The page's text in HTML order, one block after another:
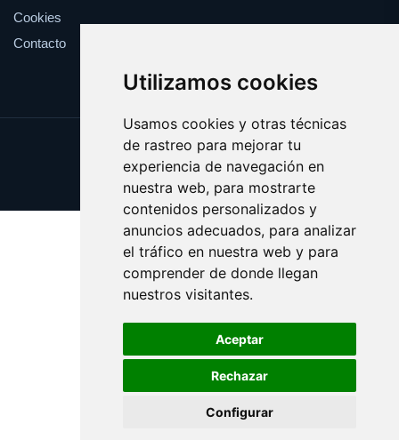
Utilizamos cookies
Usamos cookies y otras técnicas
de rastreo para mejorar tu
experiencia de navegación en
nuestra web, para mostrarte
contenidos personalizados y
anuncios adecuados, para analizar
el tráfico en nuestra web y para
comprender de donde llegan
nuestros visitantes.
Aceptar
Rechazar
Configurar
Cookies
Contacto
Update cookies preferences
Copyright © 2025 bateriafina.es